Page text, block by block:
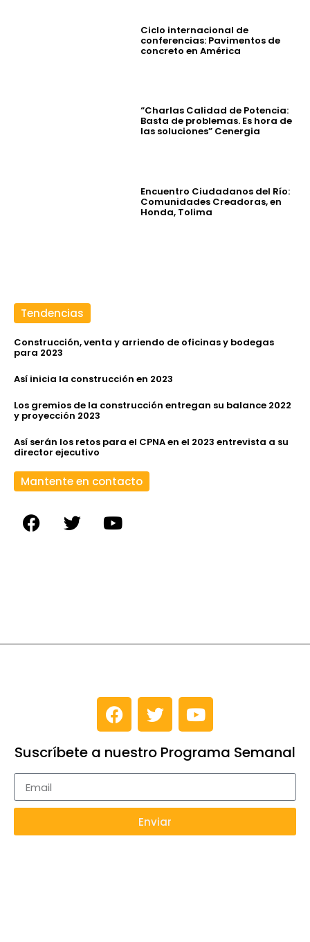
Ciclo internacional de
conferencias: Pavimentos de
concreto en América
“Charlas Calidad de Potencia:
Basta de problemas. Es hora de
las soluciones” Cenergia
Encuentro Ciudadanos del Río:
Comunidades Creadoras, en
Honda, Tolima
Tendencias
Construcción, venta y arriendo de oficinas y bodegas
para 2023
Así inicia la construcción en 2023
Los gremios de la construcción entregan su balance 2022
y proyección 2023
Así serán los retos para el CPNA en el 2023 entrevista a su
director ejecutivo
Mantente en contacto
Suscríbete a nuestro Programa Semanal
Enviar